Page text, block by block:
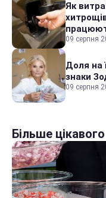
Як
09 серпня
Доля на
знаки
09 серпня
Більше цікавого